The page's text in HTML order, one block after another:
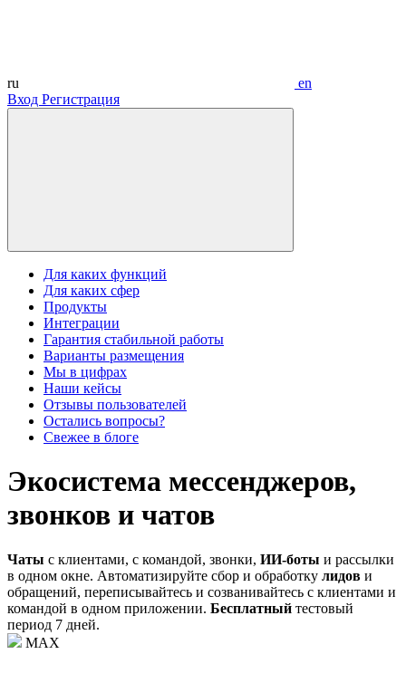
ru
en
Вход Регистрация
Для каких функций
Для каких сфер
Продукты
Интеграции
Гарантия стабильной работы
Варианты размещения
Мы в цифрах
Наши кейсы
Отзывы пользователей
Остались вопросы?
Свежее в блоге
Экосистема мессенджеров,
звонков и чатов
Чаты с клиентами, с командой, звонки, ИИ-боты и рассылки
в одном окне. Автоматизируйте сбор и обработку лидов и
обращений, переписывайтесь и созванивайтесь с клиентами и
командой в одном приложении. Бесплатный тестовый
период 7 дней.
MAX